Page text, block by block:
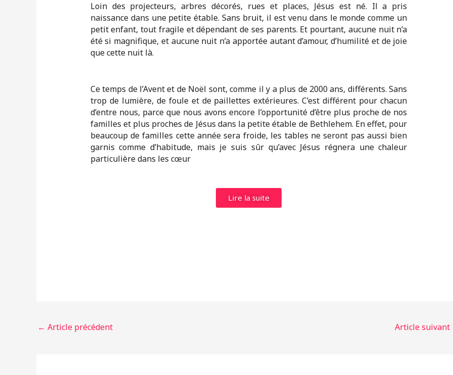
Loin des projecteurs, arbres décorés, rues et places, Jésus est né. Il a pris
naissance dans une petite étable. Sans bruit, il est venu dans le monde comme un
petit enfant, tout fragile et dépendant de ses parents. Et pourtant, aucune nuit n’a
été si magnifique, et aucune nuit n’a apportée autant d’amour, d’humilité et de joie
que cette nuit là.
Ce temps de l’Avent et de Noël sont, comme il y a plus de 2000 ans, différents. Sans
trop de lumière, de foule et de paillettes extérieures. C’est différent pour chacun
d’entre nous, parce que nous avons encore l’opportunité d’être plus proche de nos
familles et plus proches de Jésus dans la petite étable de Bethlehem. En effet, pour
beaucoup de familles cette année sera froide, les tables ne seront pas aussi bien
garnis comme d’habitude, mais je suis sûr qu’avec Jésus régnera une chaleur
particulière dans les cœur
Lire la suite
← Article précédent Article suivant